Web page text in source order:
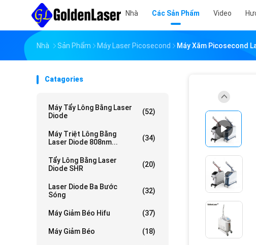
Nhà Các Sản Phẩm Video
Nhà Sản Phẩm Máy Laser Picosecond Máy Xăm Picosecond
Catagories
Máy Tẩy Lông Bằng Laser
Diode
(52)
Máy Triệt Lông Bằng
Laser Diode 808nm...
(34)
Tẩy Lông Bằng Laser
Diode SHR
(20)
Laser Diode Ba Bước
Sóng
(32)
Máy Giảm Béo Hifu (37)
Máy Giảm Béo (18)